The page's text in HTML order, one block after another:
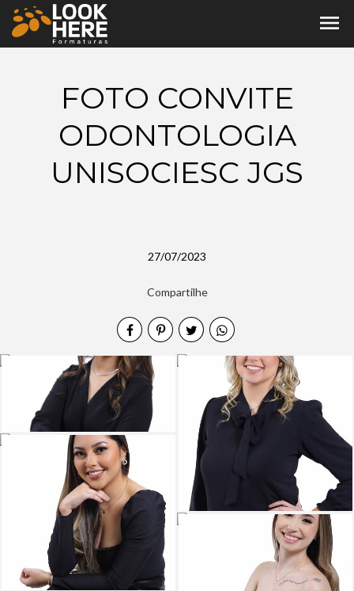
menu
FOTO CONVITE
ODONTOLOGIA
UNISOCIESC JGS
27/07/2023
Compartilhe